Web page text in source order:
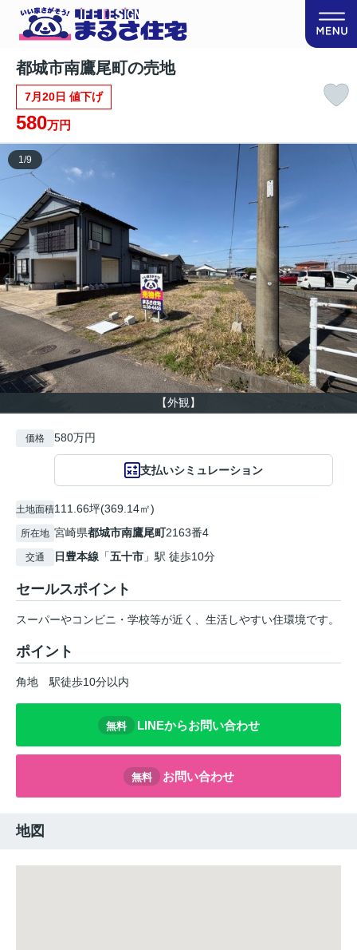
都城市南鷹尾町の売地
7月20日 値下げ
580万円
【外観】
1/9
価格 580万円
支払いシミュレーション
土地面積111.66坪(369.14㎡)
所在地 宮崎県都城市南鷹尾町2163番4
交通 日豊本線 「五十市 」駅 徒歩10分
セールスポイント
スーパーやコンビニ・学校等が近く、生活しやすい住環境です。
ポイント
角地 駅徒歩10分以内
無料 LINEからお問い合わせ
無料 お問い合わせ
地図